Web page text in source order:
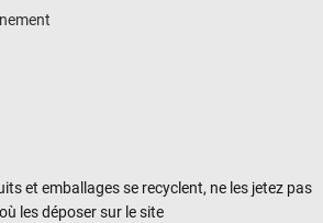
et emballages se recyclent, ne les jetez pas
les déposer sur le site